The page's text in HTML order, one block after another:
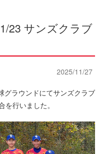
23 サンズクラブ
2025/11/27
グラウンドにてサンズクラブ
行いました。